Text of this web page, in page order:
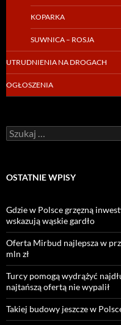
KOPARKA
SUWNICA – ROSJA
UTRUDNIENIA NA DROGACH
OGŁOSZENIA
Szukaj:
OSTATNIE WPISY
Gdzie w Polsce grzęzną
wskazują wąskie gardło
Oferta Mirbud najlepsza w
mln zł
Turcy pomogą wydrążyć
najtańszą ofertą nie wypalił
Takiej budowy jeszcze w